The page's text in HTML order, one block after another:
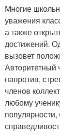
Многие
уважения
а также
достижений.
вызовет
Авторитетный
напротив,
членов
любому